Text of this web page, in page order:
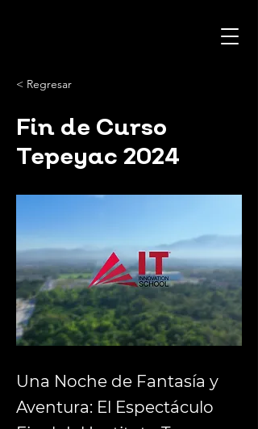
< Regresar
Fin de Curso
Tepeyac 2024
Una Noche de Fantasía y
Aventura: El Espectáculo